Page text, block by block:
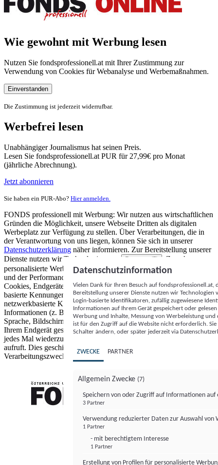
Wie gewohnt mit Werbung lesen
Nutzen Sie fondsprofessionell.at mit Ihrer Zustimmung zur
Verwendung von Cookies für Webanalyse und Werbemaßnahmen.
Einverstanden
Die Zustimmung ist jederzeit widerrufbar.
Werbefrei lesen
Unabhängiger Journalismus hat seinen Preis.
Lesen Sie fondsprofessionell.at PUR für 27,99€ pro Monat
(jährliche Abrechnung).
Jetzt abonnieren
Sie haben ein PUR-Abo? Hier anmelden.
FONDS professionell mit Werbung: Wir nutzen aus wirtschaftlichen
Gründen die Möglichkeit, unsere Webseite Dritten als digitalen
Werbeplatz zur Verfügung zu stellen. Über Verarbeitungen, die in
der Verantwortung von uns liegen, können Sie sich in unserer
Datenschutzerklärung näher informieren. Zur Bereitstellung unserer
Dienste nutzen wir Technologien von
Partnern (5)
. Zwecke:
personalisierte Werbung und Inhalte, Messung von Werbeleistung
und der Performance von Inhalten sowie Zielgruppenforschung.
Cookies, Endgeräte- oder ähnliche Online-Kennungen (z. B. login-
basierte Kennungen, zufällig generierte Kennungen,
netzwerkbasierte Kennungen) können zusammen mit anderen
Informationen (z. B. Browsertyp und Browserinformationen,
Sprache, Bildschirmgröße, unterstützte Technologien usw.) auf
Ihrem Endgerät gespeichert oder von dort ausgelesen werden, um es
jedes Mal wiederzuerkennen, wenn es eine App oder einer Webseite
aufruft. Dies geschieht für einen oder mehrere der hier aufgeführten
Verarbeitungszwecke.
Datenschutzinformation
Vielen Dank für Ihren Besuch auf
Bereitstellung unserer Dienste nutzen wir Technologien
Login-basierte Identifikatoren, zufällig zugewiesene
Informationen auf Ihrem Gerät gespeichert oder
Werbung und Inhalte, Messung von Werbeleistung
ist für den Zugriff auf die Website nicht erforderlich.
Schalter ändern, oder später jederzeit via
ZWECKE PARTNER
Allgemein Zwecke (7)
Speichern von oder Zugriff auf Informationen auf
3 Partner
Verwendung reduzierter Daten zur Auswahl von
1 Partner
- mit berechtigtem Interesse
1 Partner
Erstellung von Profilen für personalisierte
FONDS professionell